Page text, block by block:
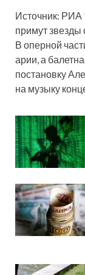
Источник: РИА
примут звезды
В оперной
арии, а
постановку
на музыку